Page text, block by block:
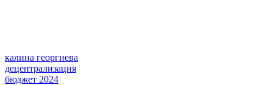
калина георгиева
децентрализация
бюджет 2024